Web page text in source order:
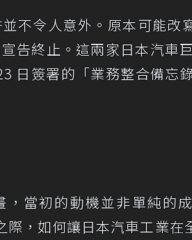
不令人意外。原本可能改
告終止。這兩家日本汽車
日簽署的「業務整合備忘
當初的動機並非單純的
，如何讓日本汽車工業在